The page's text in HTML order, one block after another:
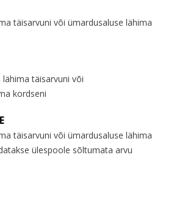
täisarvuni või ümardusaluse lähima
täisarvuni või
kordseni
täisarvuni või ümardusaluse lähima
ülespoole sõltumata arvu